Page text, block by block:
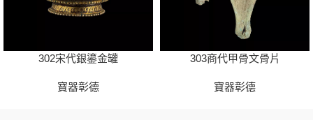
302宋代銀鎏金罐
寶器彰德
303商代甲骨文骨片
寶器彰德